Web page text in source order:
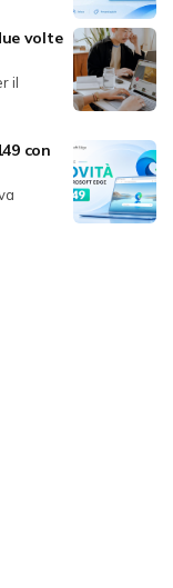
volte
il
con